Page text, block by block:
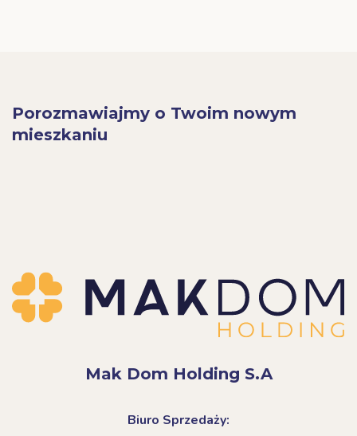
Porozmawiajmy o Twoim nowym
mieszkaniu
Mak Dom Holding S.A
Biuro Sprzedaży: